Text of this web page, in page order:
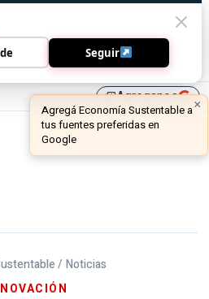
library_addAgreganos
/ Noticias
Seguir